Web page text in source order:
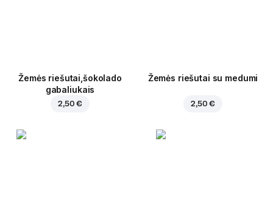
Žemės riešutai,šokolado
gabaliukais
2,50 €
Žemės riešutai su medumi
2,50 €